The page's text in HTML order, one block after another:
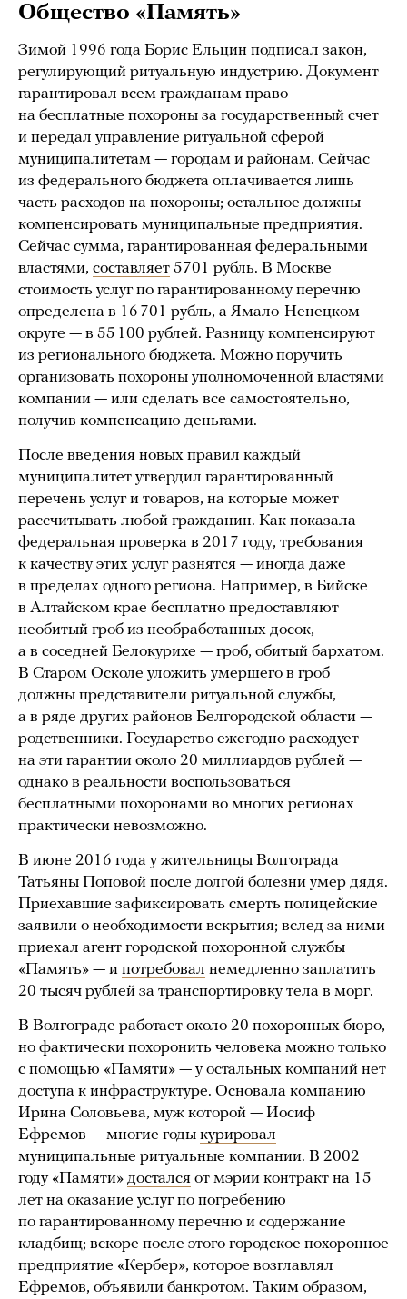
Общество «Память»
Зимой 1996 года Борис Ельцин подписал закон,
регулирующий ритуальную индустрию. Документ
гарантировал всем гражданам право
на бесплатные похороны за государственный счет
и передал управление ритуальной сферой
муниципалитетам — городам и районам. Сейчас
из федерального бюджета оплачивается лишь
часть расходов на похороны; остальное должны
компенсировать муниципальные предприятия.
Сейчас сумма, гарантированная федеральными
властями, составляет 5701 рубль. В Москве
стоимость услуг по гарантированному перечню
определена в 16 701 рубль, а Ямало-Ненецком
округе — в 55 100 рублей. Разницу компенсируют
из регионального бюджета. Можно поручить
организовать похороны уполномоченной властями
компании — или сделать все самостоятельно,
получив компенсацию деньгами.
После введения новых правил каждый
муниципалитет утвердил гарантированный
перечень услуг и товаров, на которые может
рассчитывать любой гражданин. Как показала
федеральная проверка в 2017 году, требования
к качеству этих услуг разнятся — иногда даже
в пределах одного региона. Например, в Бийске
в Алтайском крае бесплатно предоставляют
необитый гроб из необработанных досок,
а в соседней Белокурихе — гроб, обитый бархатом.
В Старом Осколе уложить умершего в гроб
должны представители ритуальной службы,
а в ряде других районов Белгородской области —
родственники. Государство ежегодно расходует
на эти гарантии около 20 миллиардов рублей —
однако в реальности воспользоваться
бесплатными похоронами во многих регионах
практически невозможно.
В июне 2016 года у жительницы Волгограда
Татьяны Поповой после долгой болезни умер дядя.
Приехавшие зафиксировать смерть полицейские
заявили о необходимости вскрытия; вслед за ними
приехал агент городской похоронной службы
«Память» — и потребовал немедленно заплатить
20 тысяч рублей за транспортировку тела в морг.
В Волгограде работает около 20 похоронных бюро,
но фактически похоронить человека можно только
с помощью «Памяти» — у остальных компаний нет
доступа к инфраструктуре. Основала компанию
Ирина Соловьева, муж которой — Иосиф
Ефремов — многие годы курировал
муниципальные ритуальные компании. В 2002
году «Памяти» достался от мэрии контракт на 15
лет на оказание услуг по погребению
по гарантированному перечню и содержание
кладбищ; вскоре после этого городское похоронное
предприятие «Кербер», которое возглавлял
Ефремов, объявили банкротом. Таким образом,